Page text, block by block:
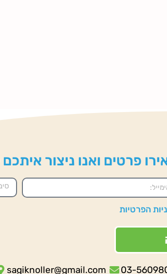
פרטים ואנו ניצור
הפרטיות
sagiknoller@gmail.com